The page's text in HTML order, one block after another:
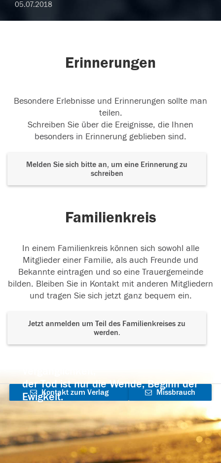
05.07.2018
Erinnerungen
Besondere Erlebnisse und Erinnerungen sollte man
teilen.
Schreiben Sie über die Ereignisse, die Ihnen
besonders in Erinnerung geblieben sind.
Melden Sie sich bitte an, um eine Erinnerung zu
schreiben
Familienkreis
In einem Familienkreis können sich sowohl alle
Mitglieder einer Familie, als auch Freunde und
Bekannte eintragen und so eine Trauergemeinde
bilden. Bleiben Sie in Kontakt mit anderen Mitgliedern
und tragen Sie sich jetzt ganz bequem ein.
Jetzt anmelden um Teil des Familienkreises zu
werden.
der Tod ist nur die Wende, Beginn der
Ewigkeit.
Kontakt zum Verlag
aufnehmen
Missbrauch